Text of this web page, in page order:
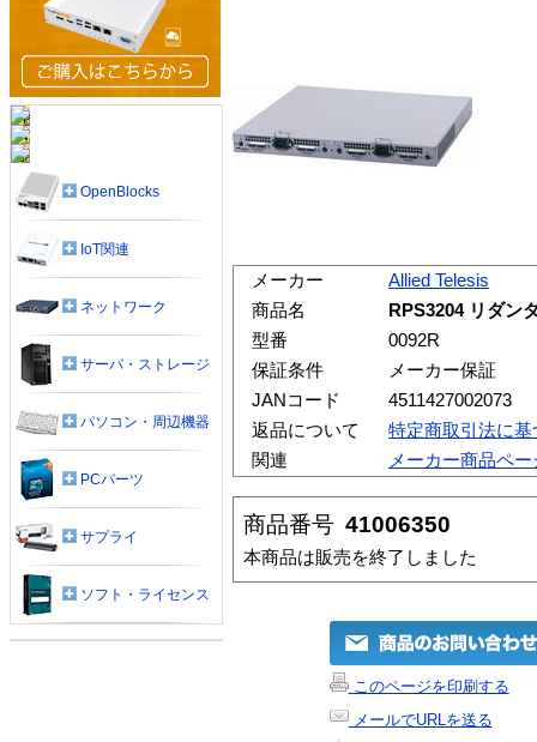
メーカー
Allied Telesis
商品名
RPS3204 リダン
型番
0092R
保証条件
メーカー保証
JANコード
4511427002073
返品について
特定商取引法に基
関連
メーカー商品ペー
商品番号 41006350
本商品は販売を終了しました
このページを印刷する
メールでURLを送る
OpenBlocks
IoT関連
ネットワーク
サーバ・ストレージ
パソコン・周辺機器
PCパーツ
サプライ
ソフト・ライセンス